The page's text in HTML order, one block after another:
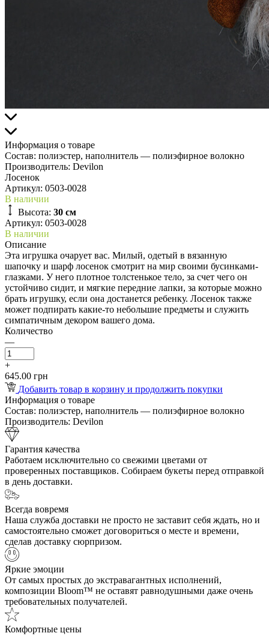
Информация о товаре
Состав: полиэстер, наполнитель — полиэфирное волокно
Производитель: Devilon
Лосенок
Артикул: 0503-0028
В наличии
Высота: 30 см
Артикул: 0503-0028
В наличии
Описание
Эта игрушка очарует вас. Милый, одетый в вязанную
шапочку и шарф лосенок смотрит на мир своими бусинками-
глазками. У него плотное толстенькое тело, за счет чего он
устойчиво сидит, и мягкие передние лапки, за которые можно
брать игрушку, если она достанется ребенку. Лосенок также
может подпирать какие-то небольшие предметы и служить
симпатичным декором вашего дома.
Количество
—
+
645.00 грн
Добавить товар в корзину и продолжить покупки
Информация о товаре
Состав: полиэстер, наполнитель — полиэфирное волокно
Производитель: Devilon
Гарантия качества
Работаем исключительно со свежими цветами от
проверенных поставщиков. Собираем букеты перед отправкой
в день доставки.
Всегда вовремя
Наша служба доставки не просто не заставит себя ждать, но и
самостоятельно сможет договориться о месте и времени,
сделав доставку сюрпризом.
Яркие эмоции
От самых простых до экстравагантных исполнений,
композиции Bloom™ не оставят равнодушными даже очень
требовательных получателей.
Комфортные цены